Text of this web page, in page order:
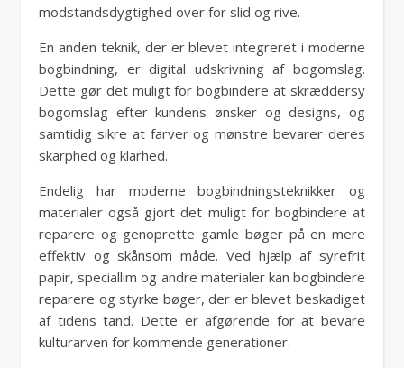
modstandsdygtighed over for slid og rive.
En anden teknik, der er blevet integreret i moderne
bogbindning, er digital udskrivning af bogomslag.
Dette gør det muligt for bogbindere at skræddersy
bogomslag efter kundens ønsker og designs, og
samtidig sikre at farver og mønstre bevarer deres
skarphed og klarhed.
Endelig har moderne bogbindningsteknikker og
materialer også gjort det muligt for bogbindere at
reparere og genoprette gamle bøger på en mere
effektiv og skånsom måde. Ved hjælp af syrefrit
papir, speciallim og andre materialer kan bogbindere
reparere og styrke bøger, der er blevet beskadiget
af tidens tand. Dette er afgørende for at bevare
kulturarven for kommende generationer.